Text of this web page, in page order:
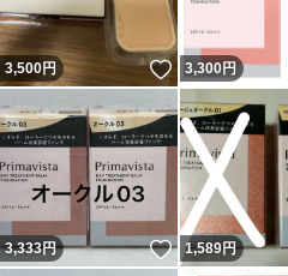
3,500円 いいね！
3,300円
3,333円 いいね！
1,589円